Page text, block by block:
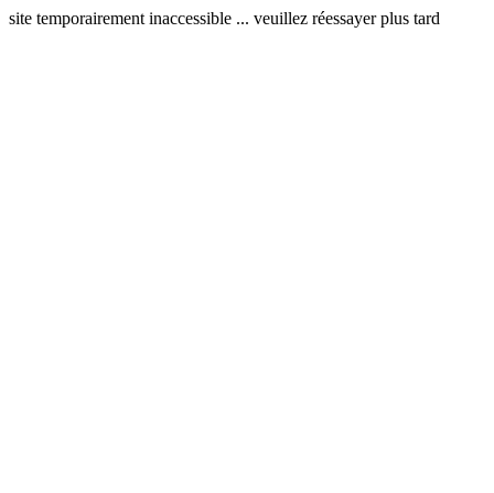
site temporairement inaccessible ... veuillez réessayer plus tard